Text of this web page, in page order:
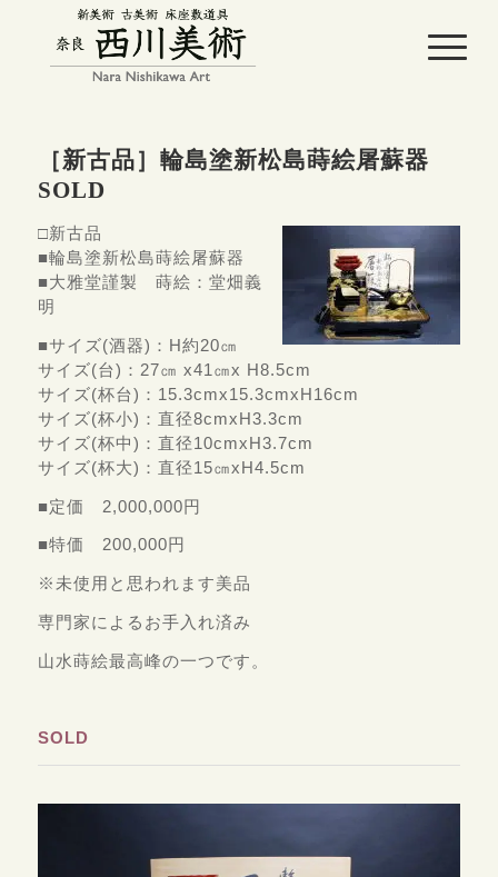
［新古品］輪島塗新松島蒔絵屠蘇器
SOLD
□新古品
■輪島塗新松島蒔絵屠蘇器
■大雅堂謹製 蒔絵：堂畑義
明
■サイズ(酒器)：H約20㎝
サイズ(台)：27㎝ x41㎝x H8.5cm
サイズ(杯台)：15.3cmx15.3cmxH16cm
サイズ(杯小)：直径8cmxH3.3cm
サイズ(杯中)：直径10cmxH3.7cm
サイズ(杯大)：直径15㎝xH4.5cm
■定価 2,000,000円
■特価 200,000円
※未使用と思われます美品
専門家によるお手入れ済み
山水蒔絵最高峰の一つです。
SOLD